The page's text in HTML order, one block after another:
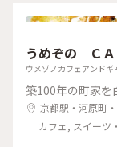
うめぞの ＣＡ
ウメゾノカフェアンドギ
築100年の町家を
京都駅・河原町
カフェ, スイーツ